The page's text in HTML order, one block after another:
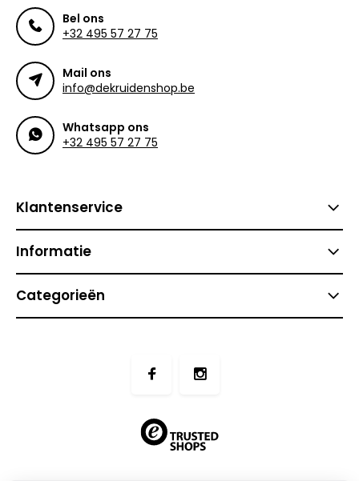
Bel ons
+32 495 57 27 75
Mail ons
info@dekruidenshop.be
Whatsapp ons
+32 495 57 27 75
Klantenservice
Informatie
Categorieën